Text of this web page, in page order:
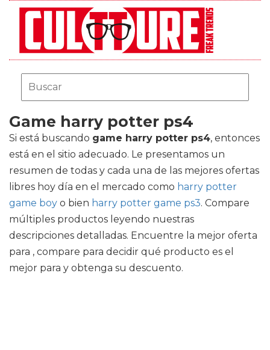
Game harry potter ps4
Si está buscando game harry potter ps4, entonces
está en el sitio adecuado. Le presentamos un
resumen de todas y cada una de las mejores ofertas
libres hoy día en el mercado como harry potter
game boy o bien harry potter game ps3. Compare
múltiples productos leyendo nuestras
descripciones detalladas. Encuentre la mejor oferta
para , compare para decidir qué producto es el
mejor para y obtenga su descuento.